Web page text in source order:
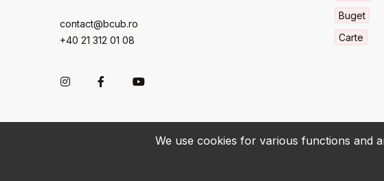
We use cookies for various functions and
contact@bcub.ro
+40 21 312 01 08
Buget
Carte